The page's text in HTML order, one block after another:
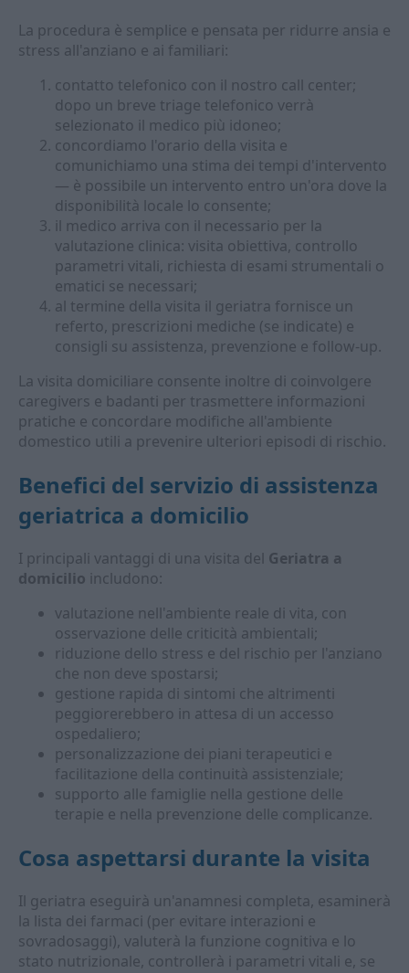
La procedura è semplice e pensata per ridurre ansia e
stress all'anziano e ai familiari:
contatto telefonico con il nostro call center;
dopo un breve triage telefonico verrà
selezionato il medico più idoneo;
concordiamo l'orario della visita e
comunichiamo una stima dei tempi d'intervento
— è possibile un intervento entro un'ora dove la
disponibilità locale lo consente;
il medico arriva con il necessario per la
valutazione clinica: visita obiettiva, controllo
parametri vitali, richiesta di esami strumentali o
ematici se necessari;
al termine della visita il geriatra fornisce un
referto, prescrizioni mediche (se indicate) e
consigli su assistenza, prevenzione e follow-up.
La visita domiciliare consente inoltre di coinvolgere
caregivers e badanti per trasmettere informazioni
pratiche e concordare modifiche all'ambiente
domestico utili a prevenire ulteriori episodi di rischio.
Benefici del servizio di assistenza
geriatrica a domicilio
I principali vantaggi di una visita del Geriatra a
domicilio includono:
valutazione nell'ambiente reale di vita, con
osservazione delle criticità ambientali;
riduzione dello stress e del rischio per l'anziano
che non deve spostarsi;
gestione rapida di sintomi che altrimenti
peggiorerebbero in attesa di un accesso
ospedaliero;
personalizzazione dei piani terapeutici e
facilitazione della continuità assistenziale;
supporto alle famiglie nella gestione delle
terapie e nella prevenzione delle complicanze.
Cosa aspettarsi durante la visita
Il geriatra eseguirà un'anamnesi completa, esaminerà
la lista dei farmaci (per evitare interazioni e
sovradosaggi), valuterà la funzione cognitiva e lo
stato nutrizionale, controllerà i parametri vitali e, se